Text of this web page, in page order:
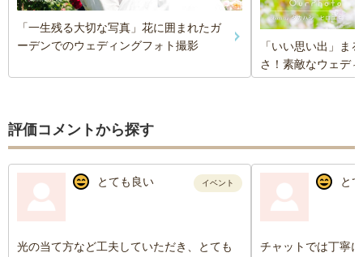
「一生残る大切な写真」花に囲まれたガ
ーデンでのウェディングフォト撮影
「いい思い出」ま
さ！素敵なウェデ
評価コメントから探す
とても良い イベント
光の当て方など工夫していただき、とても
と
チャットでは丁寧